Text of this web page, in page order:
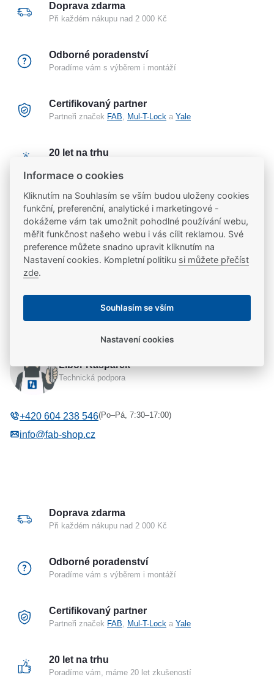
Doprava zdarma
Při každém nákupu nad 2 000 Kč
Odborné poradenství
Poradíme vám s výběrem i montáží
Certifikovaný partner
Partneři značek FAB, Mul-T-Lock a Yale
20 let na trhu
Popis
Cylindrická vložka FAB 3*** PROFIje vhodná do
dveří, které vyžadují trvale vysoké zabezpečení
(dveře do bytu nebo domu, uzamčení kanceláří,
škol a průmyslových objektů)
rozsáhlá rozměrová řada
systém chráněn patenty
ochrana klíče proti neoprávněnému kopírování
ochrana proti odvrtání tělesa i bubínku
patentované paracentrické profily
Klíče:
polotovar klíče FAB 3*** Profi
Ke stažení
produktový list FAB 3*** PROFI
certifikát EN1303
certifikát EN1627
Parametry a specifikace
Řada
FAB 3*** Profi
Bezpečnostní třída
Libor Kašpárek
Technická podpora
+420 604 238 546(Po–Pá, 7:30–17:00)
info@fab-shop.cz
Doprava zdarma
Při každém nákupu nad 2 000 Kč
Odborné poradenství
Poradíme vám s výběrem i montáží
Certifikovaný partner
Partneři značek FAB Mul-T-Lock a Yale
20 let na trhu
Poradíme vám, máme 20 let zkušeností
Informace o cookies
Kliknutím na Souhlasím se vším budou uloženy cookies
funkční, preferenční, analytické i marketingové -
dokážeme vám tak umožnit pohodlné používání webu,
měřit funkčnost našeho webu i vás cílit reklamou. Své
preference můžete snadno upravit kliknutím na
Nastavení cookies. Kompletní politiku si můžete přečíst
zde.
Souhlasím se vším
Nastavení cookies